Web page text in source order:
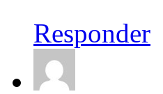
Responder